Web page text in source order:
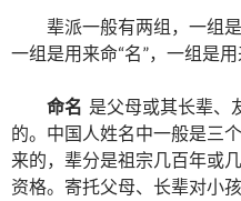
辈派一般有两组，一组
一组是用来命“名”，一组是用
命名 是父母或其长辈、
的。中国人姓名中一般是三
来的，辈分是祖宗几百年或
资格。寄托父母、长辈对小